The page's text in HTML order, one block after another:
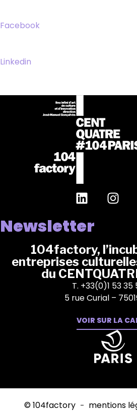
Facebook
Linkedin
Newsletter
104factory,
entreprises
du
T. +33(0)1 53 35
5 rue Curial –
VOIR SUR LA
© 104factory mentions